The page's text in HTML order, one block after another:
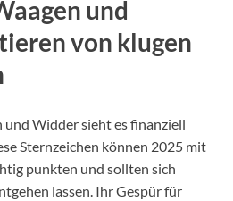
und
von klugen
und Widder sieht es finanziell
Sternzeichen können 2025 mit
punkten und sollten sich
lassen. Ihr Gespür für